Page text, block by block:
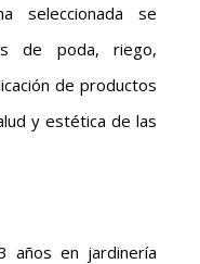
seleccionada se
de poda, riego,
de productos
y estética de las
años en jardinería